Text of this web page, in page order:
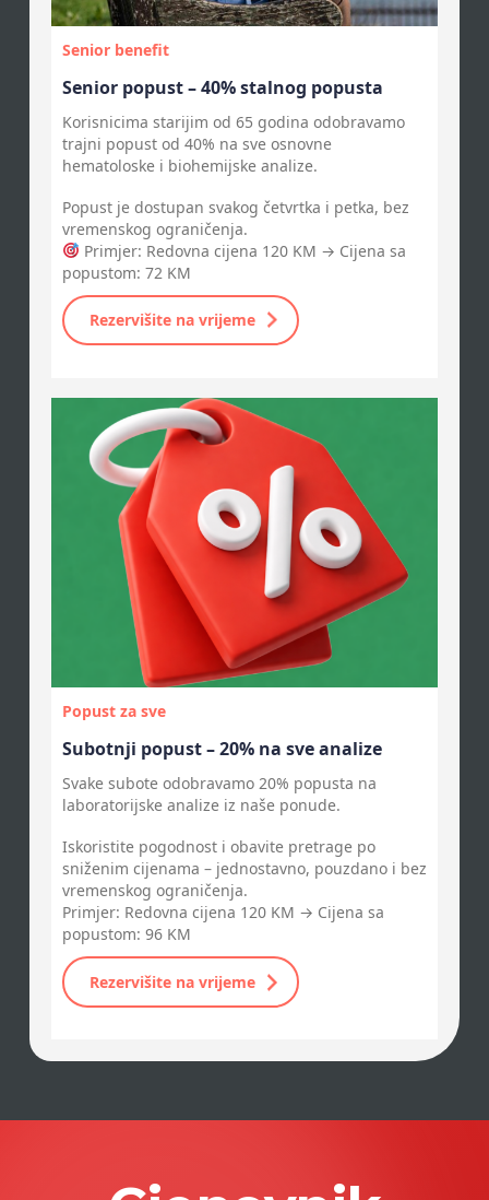
Senior benefit
Senior popust – 40% stalnog popusta
Korisnicima starijim od 65 godina odobravamo
trajni popust od 40% na sve osnovne
hematoloske i biohemijske analize.
Popust je dostupan svakog četvrtka i petka, bez
vremenskog ograničenja.
Primjer: Redovna cijena 120 KM → Cijena sa
popustom: 72 KM
Rezervišite na vrijeme
Popust za sve
Subotnji popust – 20% na sve analize
Svake subote odobravamo 20% popusta na
laboratorijske analize iz naše ponude.
Iskoristite pogodnost i obavite pretrage po
sniženim cijenama – jednostavno, pouzdano i bez
vremenskog ograničenja.
Primjer: Redovna cijena 120 KM → Cijena sa
popustom: 96 KM
Rezervišite na vrijeme